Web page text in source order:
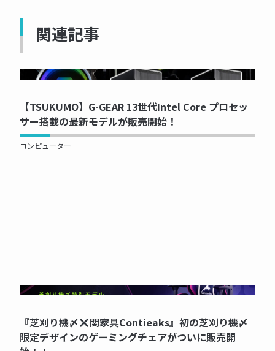
関連記事
NOW PRINTING...
【TSUKUMO】G-GEAR 13世代Intel Core プロセッ
サー搭載の最新モデルが販売開始！
コンピューター
NOW PRINTING...
『芝刈り機〆
関家具Contieaks』初の芝刈り機〆
限定デザインのゲーミングチェアがついに販売開